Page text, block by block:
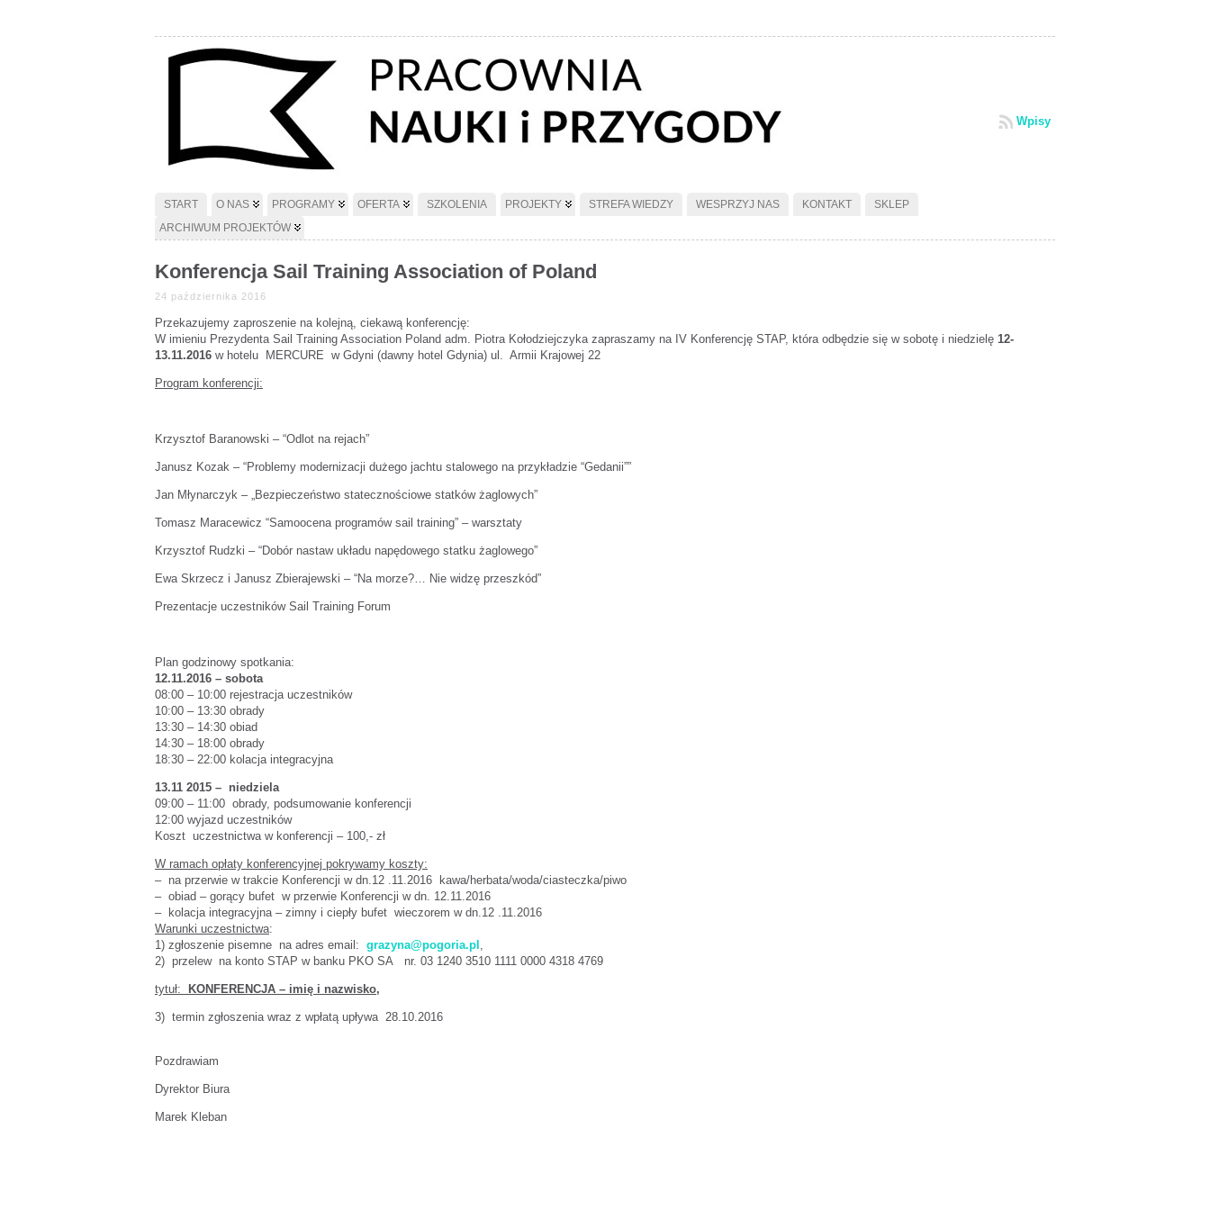
Wpisy
START O NAS PROGRAMY OFERTA SZKOLENIA PROJEKTY STREFA WIEDZY WESPRZYJ NAS KONTAKT
SKLEP
ARCHIWUM PROJEKTÓW
Konferencja Sail Training Association of Poland
24 października 2016
Przekazujemy zaproszenie na kolejną, ciekawą konferencję:
W imieniu Prezydenta Sail Training Association Poland adm. Piotra Kołodziejczyka zapraszamy na IV Konferencję STAP, która odbędzie się w sobotę i niedzielę 12-
13.11.2016 w hotelu MERCURE w Gdyni (dawny hotel Gdynia) ul. Armii Krajowej 22
Program konferencji:
Krzysztof Baranowski – “Odlot na rejach”
Janusz Kozak – “Problemy modernizacji dużego jachtu stalowego na przykładzie “Gedanii””
Jan Młynarczyk – „Bezpieczeństwo statecznościowe statków żaglowych”
Tomasz Maracewicz “Samoocena programów sail training” – warsztaty
Krzysztof Rudzki – “Dobór nastaw układu napędowego statku żaglowego”
Ewa Skrzecz i Janusz Zbierajewski – “Na morze?… Nie widzę przeszkód”
Prezentacje uczestników Sail Training Forum
Plan godzinowy spotkania:
12.11.2016 – sobota
08:00 – 10:00 rejestracja uczestników
10:00 – 13:30 obrady
13:30 – 14:30 obiad
14:30 – 18:00 obrady
18:30 – 22:00 kolacja integracyjna
13.11 2015 – niedziela
09:00 – 11:00 obrady, podsumowanie konferencji
12:00 wyjazd uczestników
Koszt uczestnictwa w konferencji – 100,- zł
W ramach opłaty konferencyjnej pokrywamy koszty:
– na przerwie w trakcie Konferencji w dn.12 .11.2016 kawa/herbata/woda/ciasteczka/piwo
– obiad – gorący bufet w przerwie Konferencji w dn. 12.11.2016
– kolacja integracyjna – zimny i ciepły bufet wieczorem w dn.12 .11.2016
Warunki uczestnictwa:
1) zgłoszenie pisemne na adres email: grazyna@pogoria.pl ,
2) przelew na konto STAP w banku PKO SA nr. 03 1240 3510 1111 0000 4318 4769
tytuł: KONFERENCJA – imię i nazwisko,
3) termin zgłoszenia wraz z wpłatą upływa 28.10.2016
Pozdrawiam
Dyrektor Biura
Marek Kleban